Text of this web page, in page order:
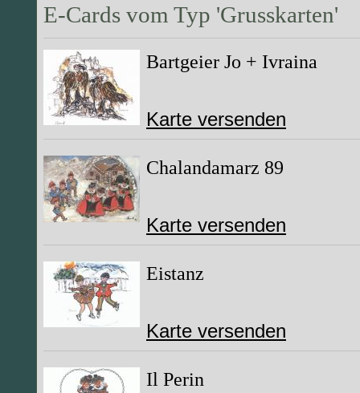
E-Cards vom Typ 'Grusskarten'
Bartgeier Jo + Ivraina
Karte versenden
Chalandamarz 89
Karte versenden
Eistanz
Karte versenden
Il Perin